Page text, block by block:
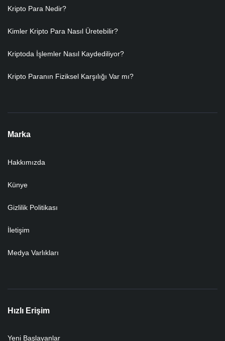
Kripto Para Nedir?
Kimler Kripto Para Nasıl Üretebilir?
Kriptoda İşlemler Nasıl Kaydediliyor?
Kripto Paranın Fiziksel Karşılığı Var mı?
Marka
Hakkımızda
Künye
Gizlilik Politikası
İletişim
Medya Varlıkları
Hızlı Erişim
Yeni Başlayanlar